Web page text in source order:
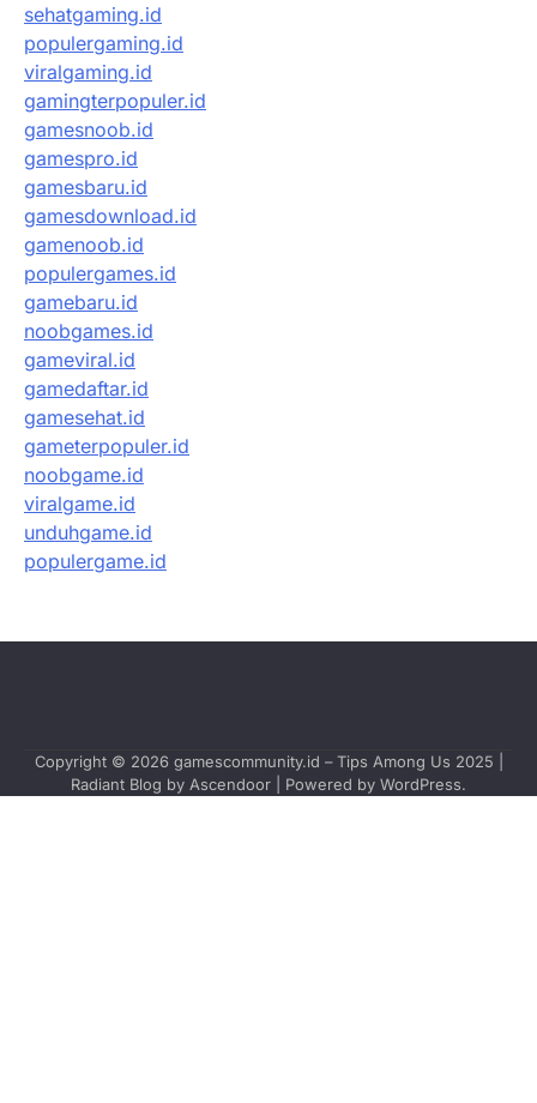
sehatgaming.id
populergaming.id
viralgaming.id
gamingterpopuler.id
gamesnoob.id
gamespro.id
gamesbaru.id
gamesdownload.id
gamenoob.id
populergames.id
gamebaru.id
noobgames.id
gameviral.id
gamedaftar.id
gamesehat.id
gameterpopuler.id
noobgame.id
viralgame.id
unduhgame.id
populergame.id
Copyright © 2026 gamescommunity.id – Tips Among Us 2025
Radiant Blog by Ascendoor | Powered by WordPress.